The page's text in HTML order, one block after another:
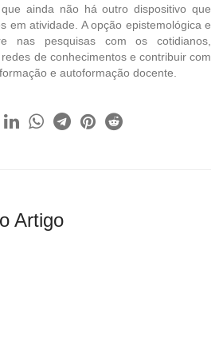
ainda não há outro dispositivo que
em atividade. A opção epistemológica e
nas pesquisas com os cotidianos,
de conhecimentos e contribuir com
e autoformação docente.
Artigo